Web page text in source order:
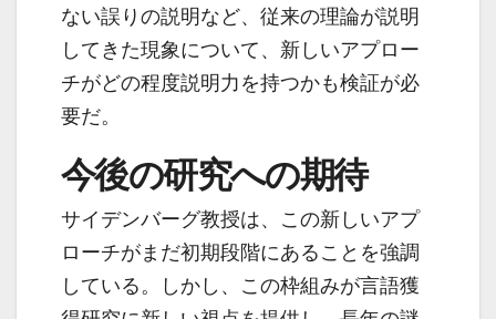
ない誤りの説明など、従来の理論が説明
してきた現象について、新しいアプロー
チがどの程度説明力を持つかも検証が必
要だ。
今後の研究への期待
サイデンバーグ教授は、この新しいアプ
ローチがまだ初期段階にあることを強調
している。しかし、この枠組みが言語獲